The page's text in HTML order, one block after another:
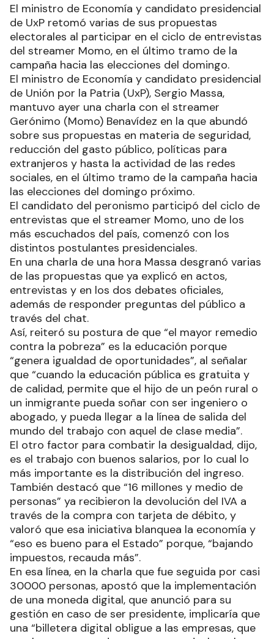
El ministro de Economía y candidato presidencial
de UxP retomó varias de sus propuestas
electorales al participar en el ciclo de entrevistas
del streamer Momo, en el último tramo de la
campaña hacia las elecciones del domingo.
El ministro de Economía y candidato presidencial
de Unión por la Patria (UxP), Sergio Massa,
mantuvo ayer una charla con el streamer
Gerónimo (Momo) Benavídez en la que abundó
sobre sus propuestas en materia de seguridad,
reducción del gasto público, políticas para
extranjeros y hasta la actividad de las redes
sociales, en el último tramo de la campaña hacia
las elecciones del domingo próximo.
El candidato del peronismo participó del ciclo de
entrevistas que el streamer Momo, uno de los
más escuchados del país, comenzó con los
distintos postulantes presidenciales.
En una charla de una hora Massa desgranó varias
de las propuestas que ya explicó en actos,
entrevistas y en los dos debates oficiales,
además de responder preguntas del público a
través del chat.
Así, reiteró su postura de que “el mayor remedio
contra la pobreza” es la educación porque
“genera igualdad de oportunidades”, al señalar
que “cuando la educación pública es gratuita y
de calidad, permite que el hijo de un peón rural o
un inmigrante pueda soñar con ser ingeniero o
abogado, y pueda llegar a la línea de salida del
mundo del trabajo con aquel de clase media”.
El otro factor para combatir la desigualdad, dijo,
es el trabajo con buenos salarios, por lo cual lo
más importante es la distribución del ingreso.
También destacó que “16 millones y medio de
personas” ya recibieron la devolución del IVA a
través de la compra con tarjeta de débito, y
valoró que esa iniciativa blanquea la economía y
“eso es bueno para el Estado” porque, “bajando
impuestos, recauda más”.
En esa línea, en la charla que fue seguida por casi
30000 personas, apostó que la implementación
de una moneda digital, que anunció para su
gestión en caso de ser presidente, implicaría que
una “billetera digital obligue a las empresas, que